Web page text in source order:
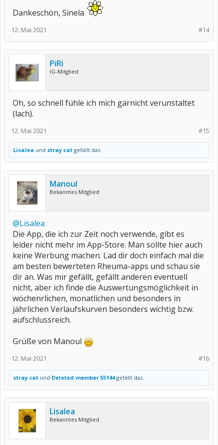
Dankeschön, Sinela
#14
12. Mai 2021
PiRi
IG-Mitglied
Oh, so schnell fühle ich mich garnicht verunstaltet
(lach).
#15
12. Mai 2021
Lisalea und stray cat gefällt das.
Manoul
Bekanntes Mitglied
@Lisalea
Die App, die ich zur Zeit noch verwende, gibt es
leider nicht mehr im App-Store. Man sollte hier auch
keine Werbung machen. Lad dir doch einfach mal die
am besten bewerteten Rheuma-apps und schau sie
dir an. Was mir gefällt, gefällt anderen eventuell
nicht, aber ich finde die Auswertungsmöglichkeit in
wöchenrlichen, monatlichen und besonders in
jährlichen Verlaufskurven besonders wichtig bzw.
aufschlussreich.
Grüße von Manoul
#16
12. Mai 2021
stray cat und Deleted member 55144gefällt das.
Lisalea
Bekanntes Mitglied